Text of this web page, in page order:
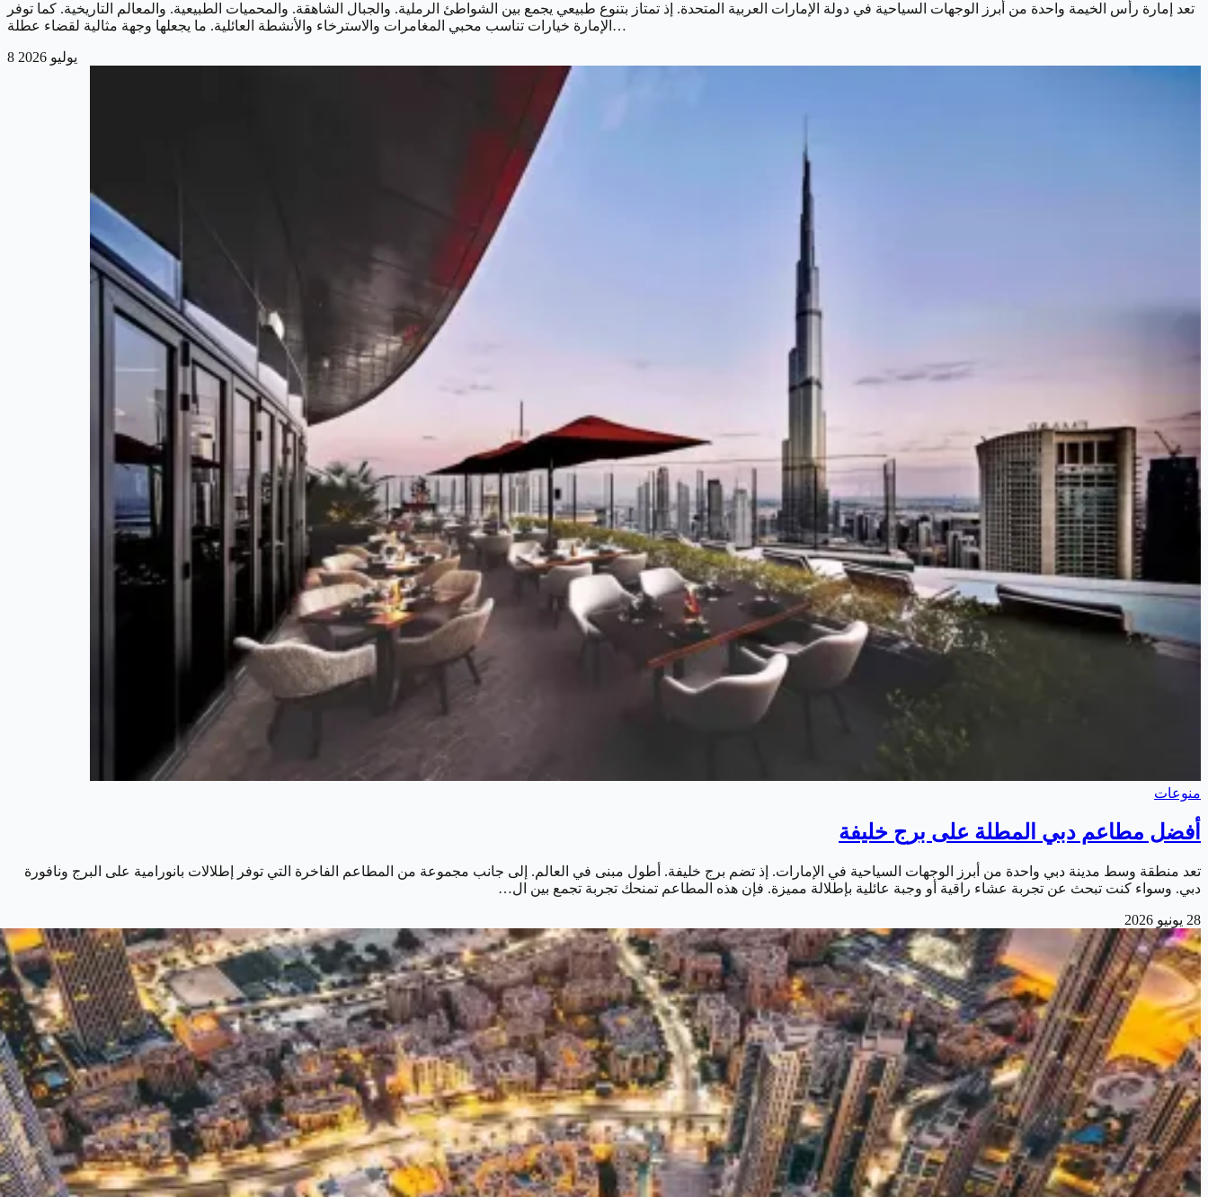
تعد إمارة رأس الخيمة واحدة من أبرز الوجهات السياحية في دولة الإمارات العربية المتحدة. إذ تمتاز بتنوع طبيعي يجمع بين الشواطئ الرملية. والجبال الشاهقة. والمحميات الطبيعية. والمعالم التاريخية. كما توفر
الإمارة خيارات تناسب محبي المغامرات والاسترخاء والأنشطة العائلية. ما يجعلها وجهة مثالية لقضاء عطلة…
8 يوليو 2026
منوعات
أفضل مطاعم دبي المطلة على برج خليفة
تعد منطقة وسط مدينة دبي واحدة من أبرز الوجهات السياحية في الإمارات. إذ تضم برج خليفة. أطول مبنى في العالم. إلى جانب مجموعة من المطاعم الفاخرة التي توفر إطلالات بانورامية على البرج ونافورة
دبي. وسواء كنت تبحث عن تجربة عشاء راقية أو وجبة عائلية بإطلالة مميزة. فإن هذه المطاعم تمنحك تجربة تجمع بين ال…
28 يونيو 2026